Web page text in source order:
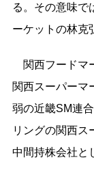
る。その意味で
ーケットの林克
関西フードマ
関西スーパーマ
弱の近畿SM連
リングの関西ス
中間持株会社と